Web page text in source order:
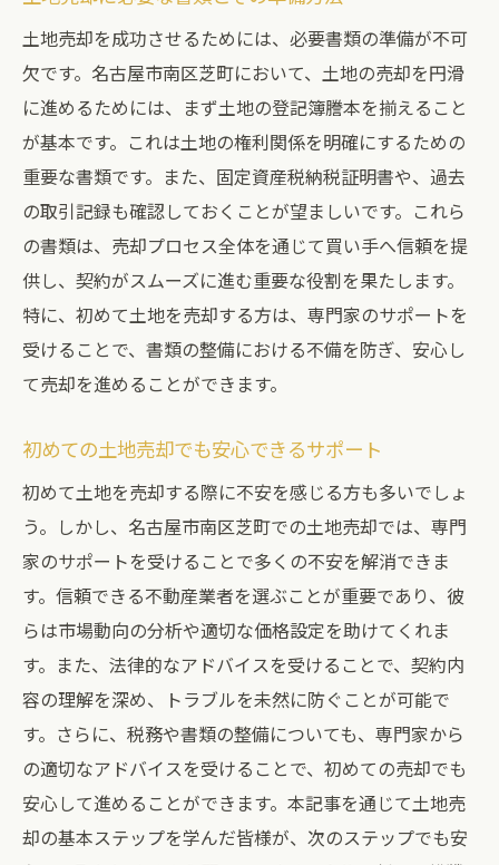
土地売却を成功させるためには、必要書類の準備が不可
欠です。名古屋市南区芝町において、土地の売却を円滑
に進めるためには、まず土地の登記簿謄本を揃えること
が基本です。これは土地の権利関係を明確にするための
重要な書類です。また、固定資産税納税証明書や、過去
の取引記録も確認しておくことが望ましいです。これら
の書類は、売却プロセス全体を通じて買い手へ信頼を提
供し、契約がスムーズに進む重要な役割を果たします。
特に、初めて土地を売却する方は、専門家のサポートを
受けることで、書類の整備における不備を防ぎ、安心し
て売却を進めることができます。
初めての土地売却でも安心できるサポート
初めて土地を売却する際に不安を感じる方も多いでしょ
う。しかし、名古屋市南区芝町での土地売却では、専門
家のサポートを受けることで多くの不安を解消できま
す。信頼できる不動産業者を選ぶことが重要であり、彼
らは市場動向の分析や適切な価格設定を助けてくれま
す。また、法律的なアドバイスを受けることで、契約内
容の理解を深め、トラブルを未然に防ぐことが可能で
す。さらに、税務や書類の整備についても、専門家から
の適切なアドバイスを受けることで、初めての売却でも
安心して進めることができます。本記事を通じて土地売
却の基本ステップを学んだ皆様が、次のステップでも安